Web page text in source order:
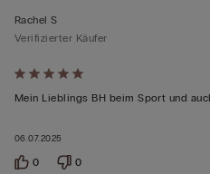
Mit
5
5
bewertet
06.07.2025
Rachel S
Verifizierter Käufer
Mein Lieblings BH beim Sport und
0 0